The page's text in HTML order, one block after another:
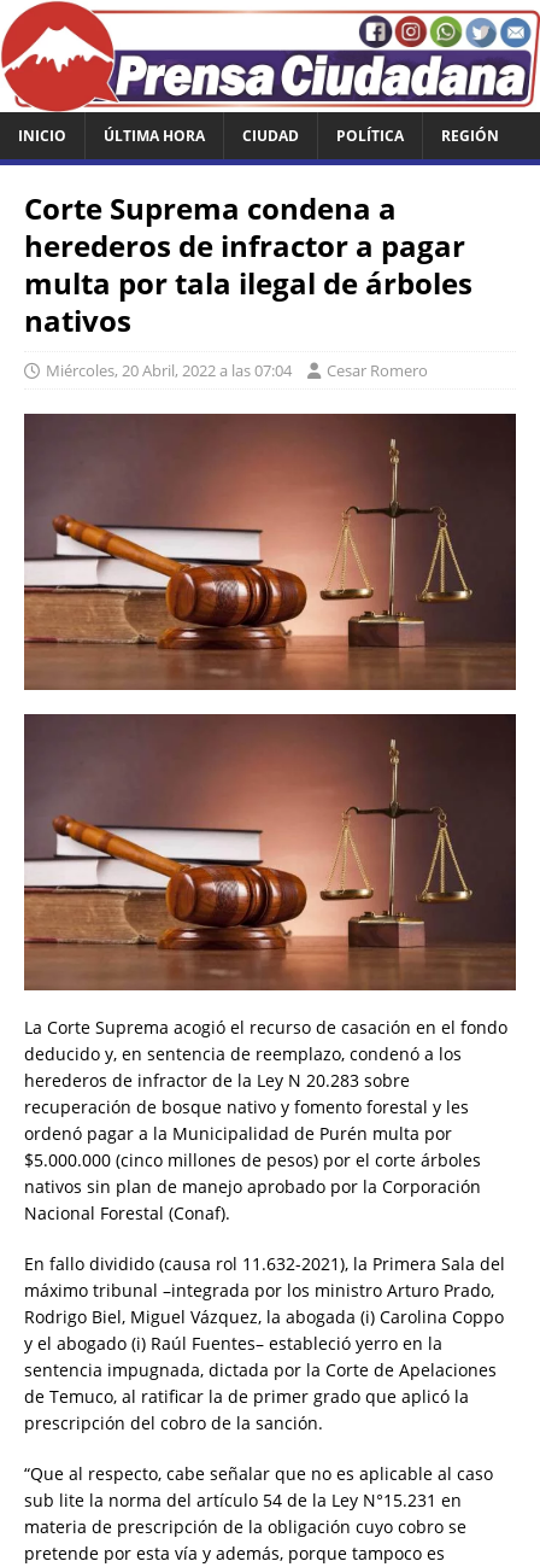
INICIO ÚLTIMA HORA CIUDAD POLÍTICA REGIÓN
Corte Suprema condena a
herederos de infractor a pagar
multa por tala ilegal de árboles
nativos
Miércoles, 20 Abril, 2022 a las 07:04 Cesar Romero
La Corte Suprema acogió el recurso de casación en el fondo
deducido y, en sentencia de reemplazo, condenó a los
herederos de infractor de la Ley N 20.283 sobre
recuperación de bosque nativo y fomento forestal y les
ordenó pagar a la Municipalidad de Purén multa por
$5.000.000 (cinco millones de pesos) por el corte árboles
nativos sin plan de manejo aprobado por la Corporación
Nacional Forestal (Conaf).
En fallo dividido (causa rol 11.632-2021), la Primera Sala del
máximo tribunal –integrada por los ministro Arturo Prado,
Rodrigo Biel, Miguel Vázquez, la abogada (i) Carolina Coppo
y el abogado (i) Raúl Fuentes– estableció yerro en la
sentencia impugnada, dictada por la Corte de Apelaciones
de Temuco, al ratificar la de primer grado que aplicó la
prescripción del cobro de la sanción.
“Que al respecto, cabe señalar que no es aplicable al caso
sub lite la norma del artículo 54 de la Ley N°15.231 en
materia de prescripción de la obligación cuyo cobro se
pretende por esta vía y además, porque tampoco es